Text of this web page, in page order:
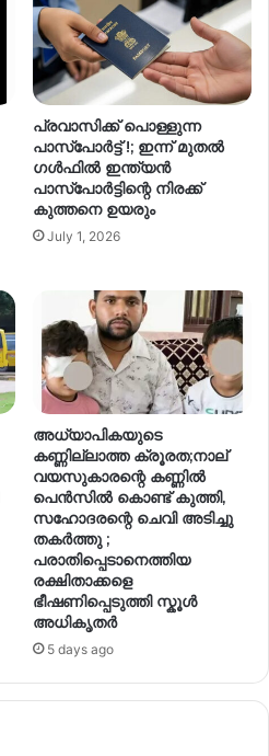
‌പ്രവാസിക്ക് പൊള്ളുന്ന
പാസ്പോർട്ട് !; ഇന്ന് മുതൽ
ഗൾഫിൽ ഇന്ത്യൻ
പാസ്പോർട്ടിന്റെ നിരക്ക്
കുത്തനെ ഉയരും
July 1, 2026
അധ്യാപികയുടെ
കണ്ണില്ലാത്ത ക്രൂരത;നാല്
വയസുകാരന്റെ കണ്ണിൽ
പെൻസിൽ കൊണ്ട് കുത്തി,
സഹോദരന്റെ ചെവി അടിച്ചു
തകർത്തു ;
പരാതിപ്പെടാനെത്തിയ
രക്ഷിതാക്കളെ
ഭീഷണിപ്പെടുത്തി സ്കൂൾ
അധികൃതർ
5 days ago